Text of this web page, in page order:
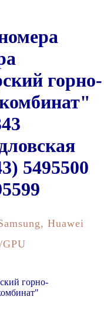
горно-
5495500
Huawei
горно-